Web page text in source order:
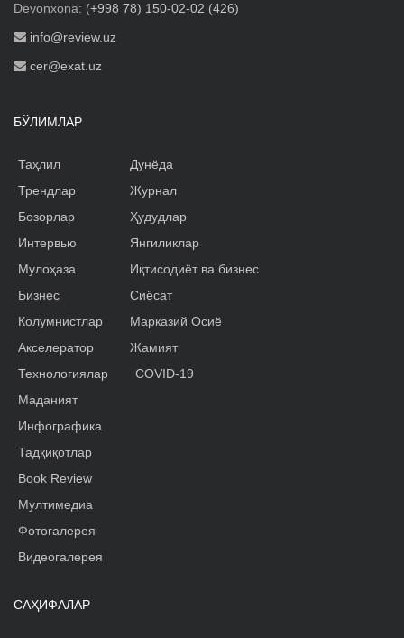
Devonxona: (+998 78) 150-02-02 (426)
info@review.uz
cer@exat.uz
БЎЛИМЛАР
Таҳлил
Трендлар
Бозорлар
Интервью
Мулоҳаза
Бизнес
Колумнистлар
Акселератор
Дунёда
Журнал
Ҳудудлар
Янгиликлар
Иқтисодиёт ва бизнес
Сиёсат
Марказий Осиё
Жамият
Технологиялар
Маданият
Инфографика
Тадқиқотлар
Book Review
Мултимедиа
Фотогалерея
Видеогалерея
COVID-19
САҲИФАЛАР